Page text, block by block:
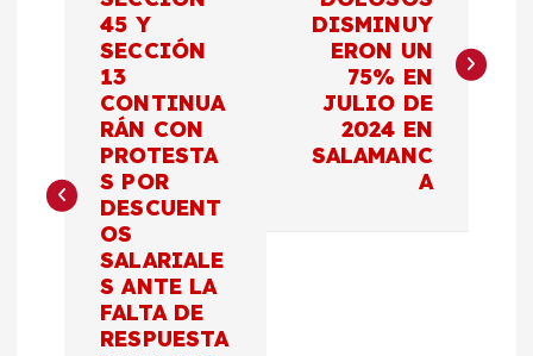
a
45 Y
SECCIÓN
13
CONTINUA
RÁN CON
PROTESTA
S POR
DESCUENT
OS
SALARIALE
S ANTE LA
FALTA DE
RESPUESTA
DISMINUY
ERON UN
75% EN
JULIO DE
2024 EN
SALAMANC
A